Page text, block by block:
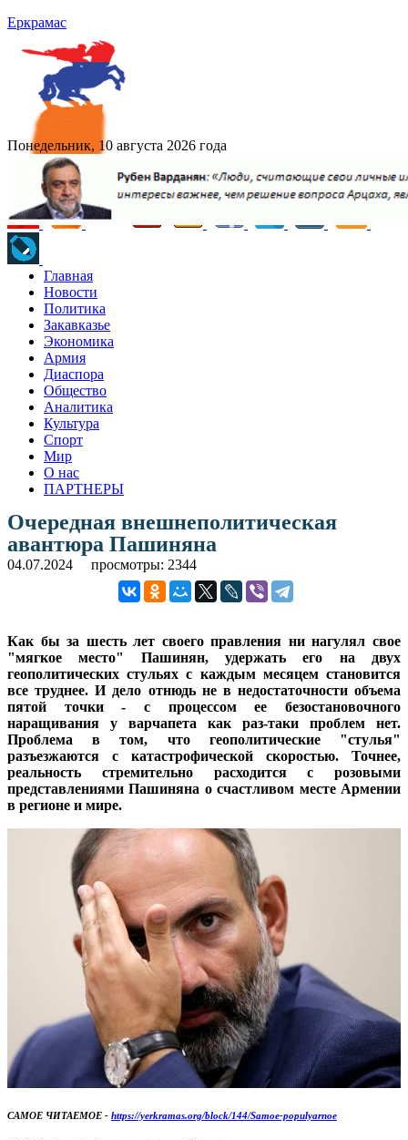
Еркрамас
Понедельник, 10 августа 2026 года
Главная
Новости
Политика
Закавказье
Экономика
Армия
Диаспора
Общество
Аналитика
Культура
Спорт
Мир
О нас
ПАРТНЕРЫ
Очередная внешнеполитическая
авантюра Пашиняна
04.07.2024 просмотры: 2344
Как бы за шесть лет своего правления ни нагулял свое
"мягкое место" Пашинян, удержать его на двух
геополитических стульях с каждым месяцем становится
все труднее. И дело отнюдь не в недостаточности объема
пятой точки - с процессом ее безостановочного
наращивания у варчапета как раз-таки проблем нет.
Проблема в том, что геополитические "стулья"
разъезжаются с катастрофической скоростью. Точнее,
реальность стремительно расходится с розовыми
представлениями Пашиняна о счастливом месте Армении
в регионе и мире.
САМОЕ ЧИТАЕМОЕ - https://yerkramas.org/block/144/Samoe-populyarnoe